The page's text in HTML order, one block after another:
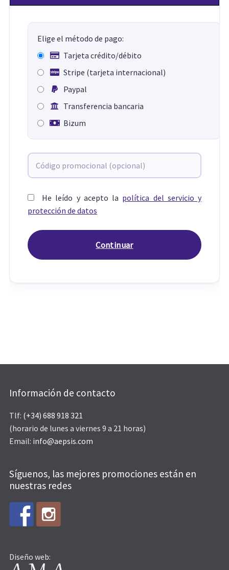
Elige el método de pago:
Tarjeta crédito/débito
Stripe (tarjeta internacional)
Paypal
Transferencia bancaria
Bizum
He leído y acepto la política del servicio y
protección de datos
Información de contacto
Tlf: (+34) 688 918 321
(horario de lunes a viernes 9 a 21 horas)
Email: info@aepsis.com
Síguenos, las mejores promociones están en
nuestras redes
Diseño web: